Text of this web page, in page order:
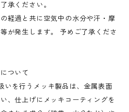
承ください。
経過と共に空気中の水分や汗・摩
が発生します。 予めご了承くださ
ついて
いを行うメッキ製品は、金属表面
、仕上げにメッキコーティングを